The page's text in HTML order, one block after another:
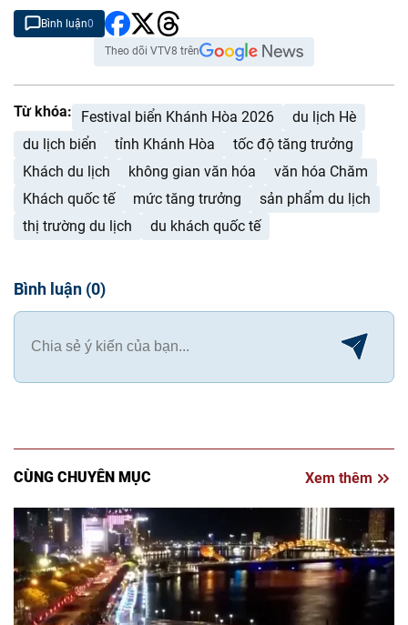
Bình luận0
Theo dõi VTV8 trên
Từ khóa: Festival biển Khánh Hòa 2026
du lịch Hè
du lịch biển
tỉnh Khánh Hòa
tốc độ tăng trưởng
Khách du lịch
không gian văn hóa
văn hóa Chăm
Khách quốc tế
mức tăng trưởng
sản phẩm du lịch
thị trường du lịch
du khách quốc tế
Bình luận (0)
CÙNG CHUYÊN MỤC Xem thêm